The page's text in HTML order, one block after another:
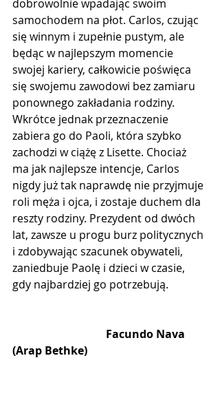
dobrowolnie wpadając swoim
samochodem na płot. Carlos, czując
się winnym i zupełnie pustym, ale
będąc w najlepszym momencie
swojej kariery, całkowicie poświęca
się swojemu zawodowi bez zamiaru
ponownego zakładania rodziny.
Wkrótce jednak przeznaczenie
zabiera go do Paoli, która szybko
zachodzi w ciążę z Lisette. Chociaż
ma jak najlepsze intencje, Carlos
nigdy już tak naprawdę nie przyjmuje
roli męża i ojca, i zostaje duchem dla
reszty rodziny. Prezydent od dwóch
lat, zawsze u progu burz politycznych
i zdobywając szacunek obywateli,
zaniedbuje Paolę i dzieci w czasie,
gdy najbardziej go potrzebują.
(Arap Bethke)